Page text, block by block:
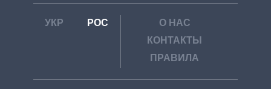
УКР РОС
О НАС
КОНТАКТЫ
ПРАВИЛА